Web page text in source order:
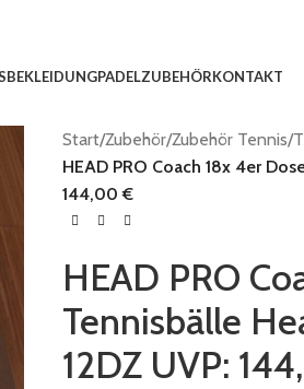
PADELZUBEHÖRKONTAKT
Start/Zubehör/Zubehör Tennis/
HEAD PRO Coach 18x 4er
144,00 €
HEAD PRO
Tennisbälle
12DZ UVP: